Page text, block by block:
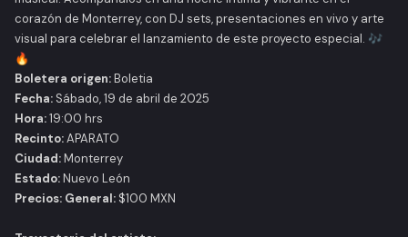
corazón de Monterrey, con DJ sets, presentaciones en vivo y arte
visual para celebrar el lanzamiento de este proyecto especial. 🎶
🔥
Boletera origen:Boletia
Fecha: Sábado, 19 de abril de 2025
Hora:19:00 hrs
Recinto:APARATO
Ciudad:Monterrey
Estado:Nuevo León
Precios: General: $100 MXN